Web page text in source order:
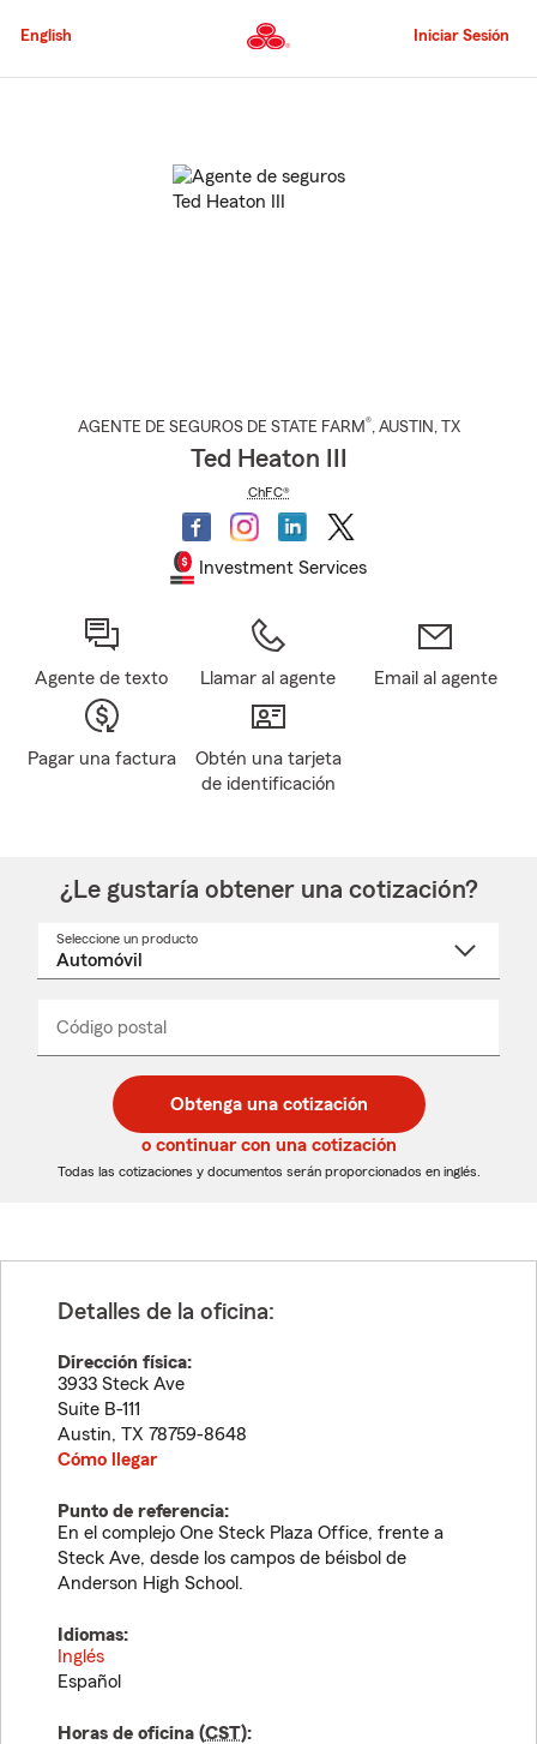
al
principal
English Iniciar Sesión
AGENTE DE SEGUROS DE STATE FARM®, AUSTIN , TX
Ted Heaton III
ChFC®
Investment Services
Agente de texto Llamar al agente Email al agente
Pagar una factura
Obtén una tarjeta
de identificación
¿Le gustaría obtener una cotización?
Seleccione un producto
desplegable
Código postal
de
5
dígitos
de
5
dígitos
_____
Obtenga una cotización
o continuar con una cotización
Todas las cotizaciones y documentos serán proporcionados en inglés.
Detalles de la oficina:
Dirección física:
3933 Steck Ave
Suite B-111
Austin, TX 78759-8648
Cómo llegar
Punto de referencia:
En el complejo One Steck Plaza Office, frente a
Steck Ave, desde los campos de béisbol de
Anderson High School.
Idiomas:
Inglés
Español
Horas de oficina (CST):